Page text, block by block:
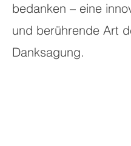
bedanken – eine
und berührende Art
Danksagung.